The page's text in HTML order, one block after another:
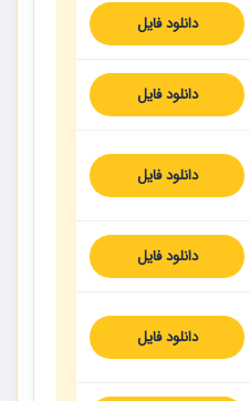
دانلود فایل
دانلود فایل
دانلود فایل
دانلود فایل
دانلود فایل